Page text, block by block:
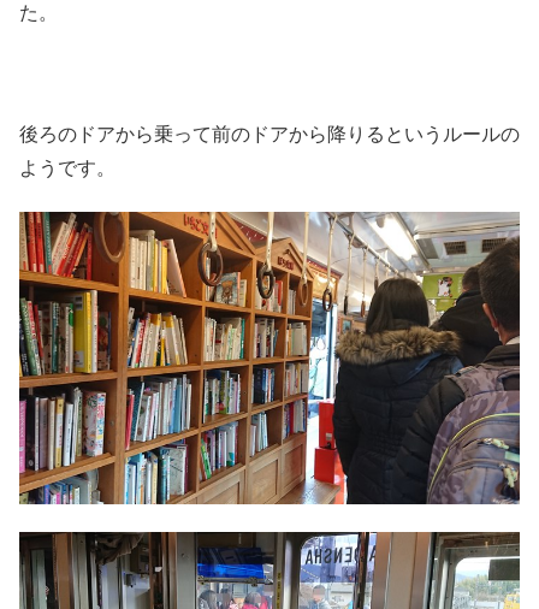
た。
後ろのドアから乗って前のドアから降りるというルールの
ようです。